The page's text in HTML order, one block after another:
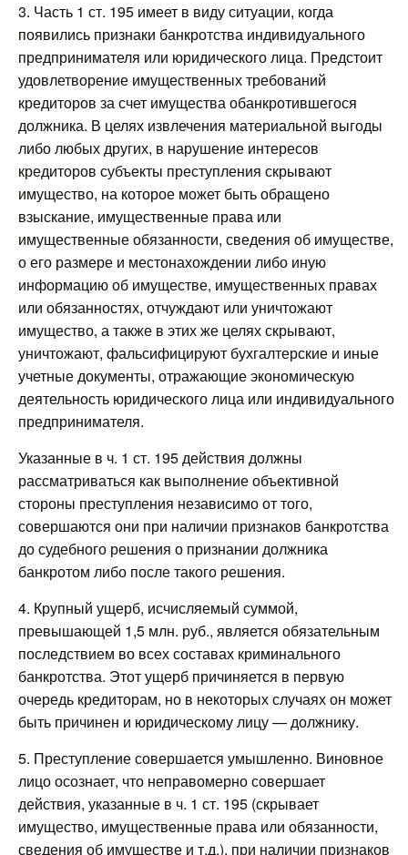
3. Часть 1 ст. 195 имеет в виду ситуации, когда
появились признаки банкротства индивидуального
предпринимателя или юридического лица. Предстоит
удовлетворение имущественных требований
кредиторов за счет имущества обанкротившегося
должника. В целях извлечения материальной выгоды
либо любых других, в нарушение интересов
кредиторов субъекты преступления скрывают
имущество, на которое может быть обращено
взыскание, имущественные права или
имущественные обязанности, сведения об имуществе,
о его размере и местонахождении либо иную
информацию об имуществе, имущественных правах
или обязанностях, отчуждают или уничтожают
имущество, а также в этих же целях скрывают,
уничтожают, фальсифицируют бухгалтерские и иные
учетные документы, отражающие экономическую
деятельность юридического лица или индивидуального
предпринимателя.
Указанные в ч. 1 ст. 195 действия должны
рассматриваться как выполнение объективной
стороны преступления независимо от того,
совершаются они при наличии признаков банкротства
до судебного решения о признании должника
банкротом либо после такого решения.
4. Крупный ущерб, исчисляемый суммой,
превышающей 1,5 млн. руб., является обязательным
последствием во всех составах криминального
банкротства. Этот ущерб причиняется в первую
очередь кредиторам, но в некоторых случаях он может
быть причинен и юридическому лицу — должнику.
5. Преступление совершается умышленно. Виновное
лицо осознает, что неправомерно совершает
действия, указанные в ч. 1 ст. 195 (скрывает
имущество, имущественные права или обязанности,
сведения об имуществе и т.д.), при наличии признаков